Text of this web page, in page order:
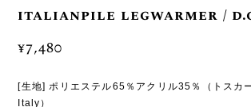
italianpile legwarmer /
¥7,480
[生地] ポリエステル65％アクリル35％（トスカ
Italy）